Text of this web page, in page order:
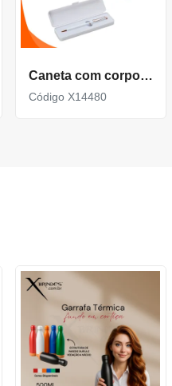
Caneta com corpo de Metal com Estojo Plástico X14480
Código X14480